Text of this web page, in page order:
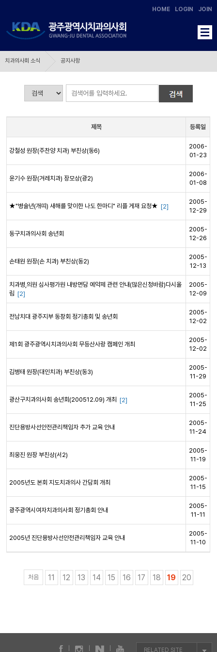
HOME LOGIN JOIN
치과의사회 소식 공지사항
제목 등록일
강철성 원장(주찬양 치과) 부친상(동6)
2006-
01-23
윤기수 원장(겨레치과) 장모상(광2)
2006-
01-08
★"병술년(개띠) 새해를 맞이한 나도 한마디" 리플 게재 요청★ [2]
2005-
12-29
동구치과의사회 송년회
2005-
12-26
손태원 원장(손 치과) 부친상(동2)
2005-
12-13
치과병,의원 심사평가원 내방면담 예약제 관련 안내(많은신청바람)다시올
림 [2]
2005-
12-09
전남치대 광주지부 동창회 정기총회 및 송년회
2005-
12-02
제1회 광주광역시치과의사회 무등산사랑 캠페인 개최
2005-
12-02
김병태 원장(대인치과) 부친상(동3)
2005-
11-29
광산구치과의사회 송년회(200512.09) 개최 [2]
2005-
11-25
진단용방사선안전관리책임자 추가 교육 안내
2005-
11-24
최웅진 원장 부친상(서2)
2005-
11-19
2005년도 본회 지도치과의사 간담회 개최
2005-
11-15
광주광역시여자치과의사회 정기총회 안내
2005-
11-11
2005년 진단용방사선안전관리책임자 교육 안내
2005-
11-10
처음 11 12 13 14 15 16 17 18 19 20
RELATED SITE